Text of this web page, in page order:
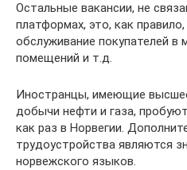
Остальные вакансии, не
платформах, это, как
обслуживание покупателей в
помещений и т.д.
Иностранцы, имеющие
добычи нефти и газа,
как раз в Норвегии.
трудоустройства являются
норвежского языков.